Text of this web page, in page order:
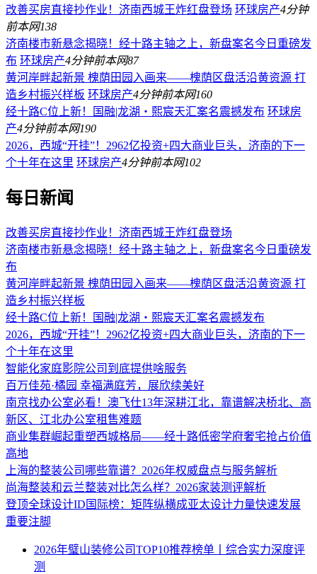
改善买房直接抄作业！济南西城王炸红盘登场 环球房产4分钟
前本网138
济南楼市新悬念揭晓！经十路主轴之上，新盘案名今日重磅发
布 环球房产4分钟前本网87
黄河岸畔起新景 槐荫田园入画来——槐荫区盘活沿黄资源 打
造乡村振兴样板 环球房产4分钟前本网160
经十路C位上新！国融|龙湖・熙宸天汇案名震撼发布 环球房
产4分钟前本网190
2026，西城“开挂”！2962亿投资+四大商业巨头，济南的下一
个十年在这里 环球房产4分钟前本网102
每日新闻
改善买房直接抄作业！济南西城王炸红盘登场
济南楼市新悬念揭晓！经十路主轴之上，新盘案名今日重磅发
布
黄河岸畔起新景 槐荫田园入画来——槐荫区盘活沿黄资源 打
造乡村振兴样板
经十路C位上新！国融|龙湖・熙宸天汇案名震撼发布
2026，西城“开挂”！2962亿投资+四大商业巨头，济南的下一
个十年在这里
智能化家庭影院公司到底提供啥服务
百万佳苑·橘园 幸福满庭芳，展欣续美好
南京找办公室必看！澳飞仕13年深耕江北，靠谱解决桥北、高
新区、江北办公室租售难题
商业集群崛起重塑西城格局——经十路低密学府奢宅抢占价值
高地
上海的整装公司哪些靠谱？2026年权威盘点与服务解析
尚海整装和云兰整装对比怎么样？2026家装测评解析
登顶全球设计ID国际榜：矩阵纵横成亚太设计力量快速发展
重要注脚
2026年璧山装修公司TOP10推荐榜单丨综合实力深度评
测